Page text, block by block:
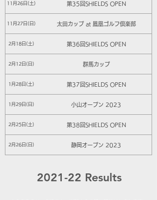
11月26日(土) 第35回SHIELDS OPEN
11月27日(日) 太田カップ at 鳳凰ゴルフ倶楽部
2月18日(土) 第36回SHIELDS OPEN
2月12日(日) 群馬カップ
1月28日(土) 第37回SHIELDS OPEN
1月29日(日) 小山オープン 2023
2月25日(土) 第38回SHIELDS OPEN
2月26日(日) 静岡オープン 2023
2021-22 Results